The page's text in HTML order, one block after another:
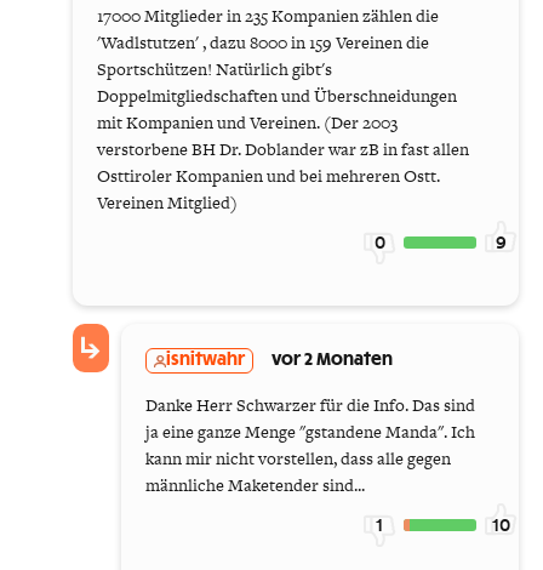
17000 Mitglieder in 235 Kompanien zählen die
'Wadlstutzen' , dazu 8000 in 159 Vereinen die
Sportschützen! Natürlich gibt's
Doppelmitgliedschaften und Überschneidungen
mit Kompanien und Vereinen. (Der 2003
verstorbene BH Dr. Doblander war zB in fast allen
Osttiroler Kompanien und bei mehreren Ostt.
Vereinen Mitglied)
0 9
isnitwahr vor 2 Monaten
Danke Herr Schwarzer für die Info. Das sind
ja eine ganze Menge "gstandene Manda". Ich
kann mir nicht vorstellen, dass alle gegen
männliche Maketender sind...
1 10